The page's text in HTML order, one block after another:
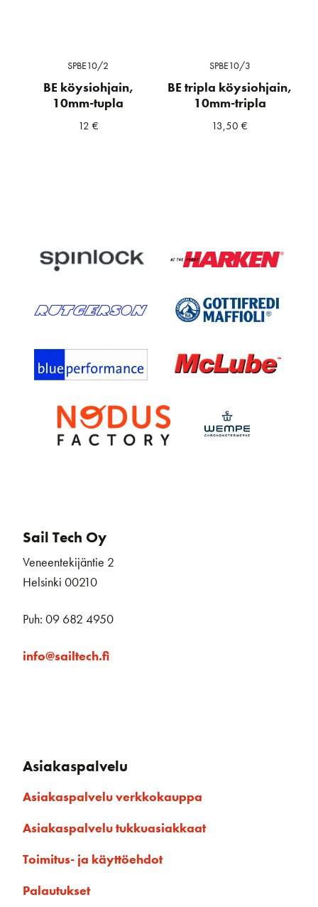
SPBE10/2
BE köysiohjain,
10mm-tupla
12 €
SPBE10/3
BE tripla köysiohjain,
10mm-tripla
13,50€
Sail Tech Oy
Veneentekijäntie 2
Helsinki 00210
Puh: 09 682 4950
info@sailtech.fi
Asiakaspalvelu
Asiakaspalvelu verkkokauppa
Asiakaspalvelu tukkuasiakkaat
Toimitus- ja käyttöehdot
Palautukset